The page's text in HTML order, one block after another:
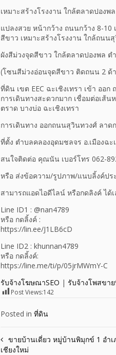
เหมาะสร้างโรงงาน ใกล้ตลาดปอง
แปลงสวย หน้ากว้าง ถนนกว้าง 8-10
สีขาว เหมาะสร้างโรงงาน ใกล้ถนน
ผังสีม่วงจุดสีขาว ใกล้ตลาดปองพล ตํ
(โซนสีม่วงอ่อนจุดสีขาว ติดถนน 2 ด้
ที่ดิน เขต EEC ฉะเชิงเทรา เข้า ออ
การเดินทางสะดวกมาก เชื่อมต่อเส้
ตราด บางบ่อ ฉะเชิงเทรา
การเดินทาง ออกถนนสุวินทวงศ์ ลาด
ที่ตั้ง ตําบลคลองอุดมชลจร อ.เมืองฉะ
สนใจติดต่อ คุณนัน เบอร์โทร 062-
หรือ ส่งข้อความ/รูปภาพ/แนบลิ้งค์ปร
สามารถแอดไอดีไลน์ หรือกดลิงค์ ได้เ
Line ID1 : @nan4789
หรือ กดลิ้งค์ :
https://lin.ee/J1LB6cD
Line ID2 : khunnan4789
หรือ กดลิ้งค์:
https://line.me/ti/p/05jrMWmY-C
รับจ้างโฆษณาSEO | รับจ้างโพสขา
Post Views:142
Posted in ที่ดิน
Post
ขายบ้านเดี่ยว หมู่บ้านพิมุกข์ 1 อำ
เชียงใหม่